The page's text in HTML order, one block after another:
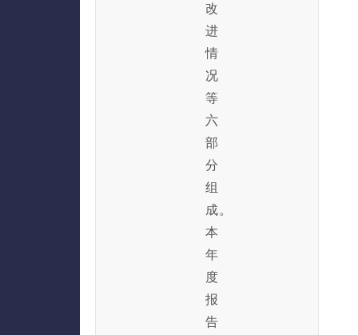
改
进
情
况
等
六
部
分
组
成。
本
年
度
报
告